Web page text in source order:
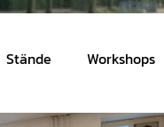
Stände Workshops